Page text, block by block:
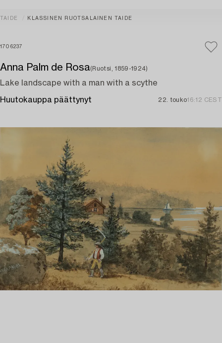
TAIDE KLASSINEN RUOTSALAINEN TAIDE
1706237
Anna Palm de Rosa(Ruotsi, 1859-1924)
Lake landscape with a man with a scythe
Huutokauppa päättynyt 22. touko16:12 CEST